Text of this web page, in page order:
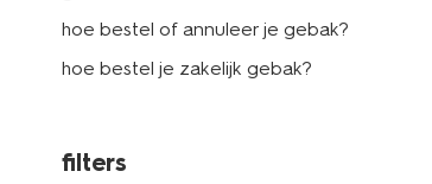
hoe bestel of annuleer je gebak?
hoe bestel je zakelijk gebak?
filters